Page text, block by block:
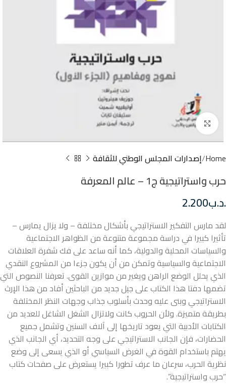
Click to enlarge
Home إصدارات المجلس الوطني للثقافة
حرب واستراتيجية ج1 – عالم المعرفة
.د.ب2.200
لقد مارس التفكير الاستراتيجي بأشكال مختلفة – ولا يزال يمارس –
تأثيرا كبيرا في دراسة مجموعة متنوعة من الظواهر الاجتماعية
والسياسات المحلية والدولية، كما أنه ساعد على فك شفرة العلاقات
الاجتماعية والسياسية وتمكن من أن يكون جزءا من المشروع النقدي
الذي يحلل الوضع الراهن ويغير من موازين القوى. تعرفنا النصوص التي
تضمها دفتا هذا الكتاب على جيل جديد من الباحثين أفاد من هذا الإرث
الاستراتيجي وبنى عليه وحدث بأسلوب جذاب وجهات النظر المختلفة
بطريقة متميزة. ولأن الحروب كانت ولاتزال الشغل الشاغل للعديد من
الكتابات الأدبية التي يعود تاريخها إلى آلاف السنين وتشمل جميع
الحضارات، فإن الجانب الاستراتيجي على وجه التحديد، أي الجانب الذي
يهتم باستخدام القوة في الغرض السياسي أو الذي يسعى إلى وضع
نظرية الحرب، سرعان ما عرف تطورا كبيرا يستعرض على صفحات كتاب
“حرب واستراتيجية”.